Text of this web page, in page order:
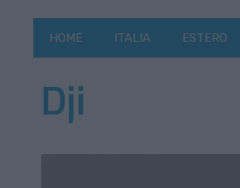
HOME ITALIA ESTERO
Dji